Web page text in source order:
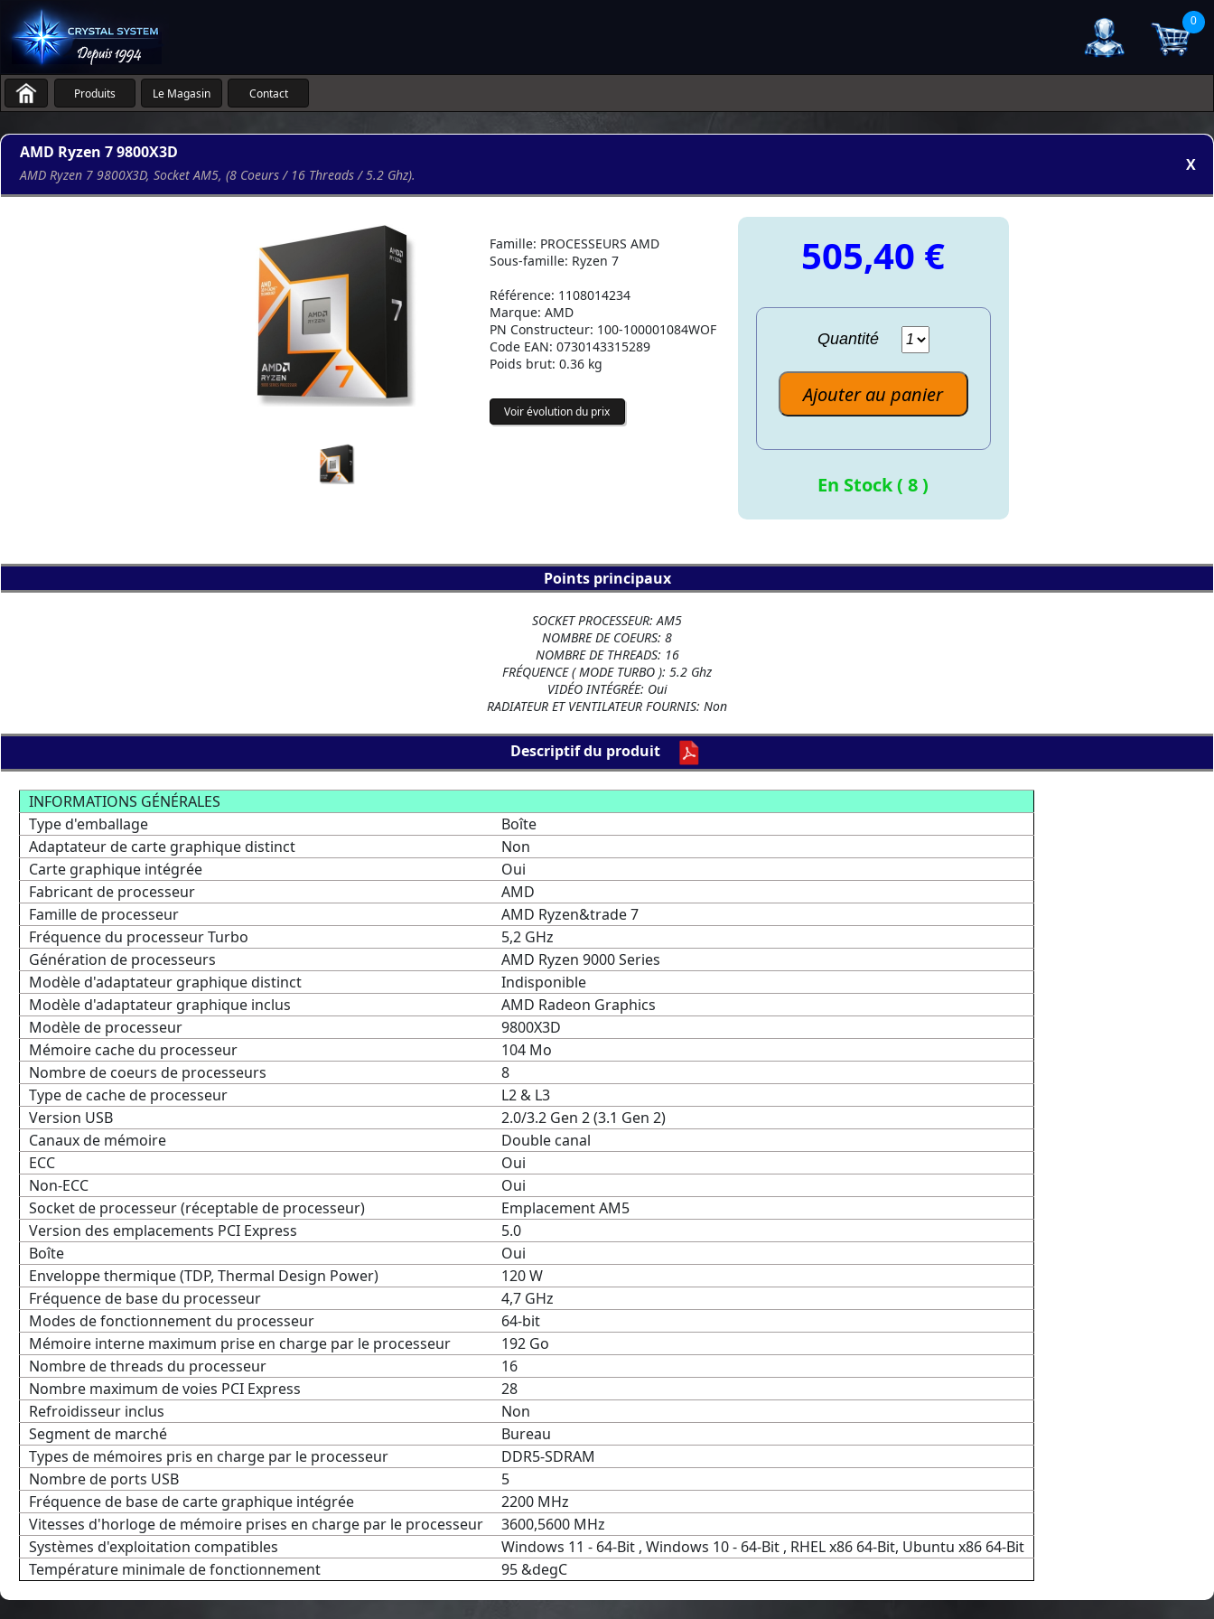
0
Produits Le Magasin Contact
AMD Ryzen 7 9800X3D
AMD Ryzen 7 9800X3D, Socket AM5, (8 Coeurs / 16 Threads / 5.2 Ghz).
X
Famille: PROCESSEURS AMD
Sous-famille: Ryzen 7
Référence: 1108014234
Marque: AMD
PN Constructeur: 100-100001084WOF
Code EAN: 0730143315289
Poids brut: 0.36 kg
Voir évolution du prix
505,40 €
Quantité
Ajouter au panier
En Stock ( 8 )
Points principaux
SOCKET PROCESSEUR: AM5
NOMBRE DE COEURS: 8
NOMBRE DE THREADS: 16
FRÉQUENCE ( MODE TURBO ): 5.2 Ghz
VIDÉO INTÉGRÉE: Oui
RADIATEUR ET VENTILATEUR FOURNIS: Non
Descriptif du produit
INFORMATIONS GÉNÉRALES
Type d'emballage
Boîte
Adaptateur de carte graphique distinct
Non
Carte graphique intégrée
Oui
Fabricant de processeur
AMD
Famille de processeur
AMD Ryzen&trade 7
Fréquence du processeur Turbo
5,2 GHz
Génération de processeurs
AMD Ryzen 9000 Series
Modèle d'adaptateur graphique distinct
Indisponible
Modèle d'adaptateur graphique inclus
AMD Radeon Graphics
Modèle de processeur
9800X3D
Mémoire cache du processeur
104 Mo
Nombre de coeurs de processeurs
8
Type de cache de processeur
L2 & L3
Version USB
2.0/3.2 Gen 2 (3.1 Gen 2)
Canaux de mémoire
Double canal
ECC
Oui
Non-ECC
Oui
Socket de processeur (réceptable de processeur)
Emplacement AM5
Version des emplacements PCI Express
5.0
Boîte
Oui
Enveloppe thermique (TDP, Thermal Design Power)
120 W
Fréquence de base du processeur
4,7 GHz
Modes de fonctionnement du processeur
64-bit
Mémoire interne maximum prise en charge par le processeur
192 Go
Nombre de threads du processeur
16
Nombre maximum de voies PCI Express
28
Refroidisseur inclus
Non
Segment de marché
Bureau
Types de mémoires pris en charge par le processeur
DDR5-SDRAM
Nombre de ports USB
5
Fréquence de base de carte graphique intégrée
2200 MHz
Vitesses d'horloge de mémoire prises en charge par le processeur
3600,5600 MHz
Systèmes d'exploitation compatibles
Windows 11 - 64-Bit , Windows 10 - 64-Bit , RHEL x86 64-Bit, Ubuntu x86 64-Bit
Température minimale de fonctionnement
95 &degC